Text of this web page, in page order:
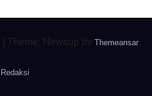
Theme: Newsup by Themeansar.
Redaksi